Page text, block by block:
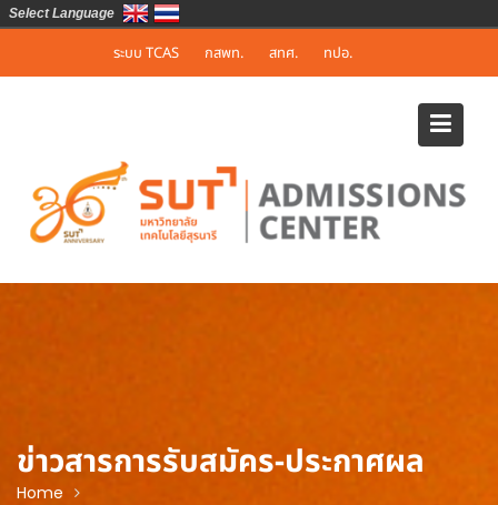
ระบบ TCAS กสพท. สทศ. ทปอ.
ข่าวสารการรับสมัคร-ประกาศผล
Home
Select Language